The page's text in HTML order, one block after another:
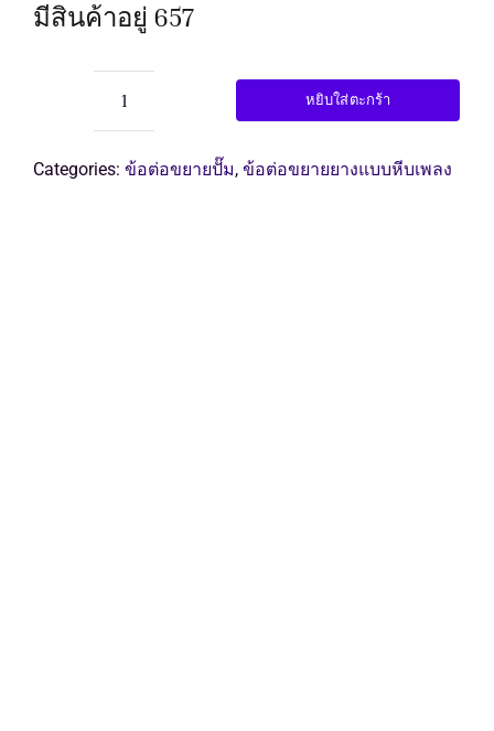
มีสินค้าอยู่ 657
จำนวน
ต่อ
หยิบใส่ตะกร้า
Categories: ข้อต่อขยายปั๊ม, ข้อต่อขยายยางแบบหีบเพลง